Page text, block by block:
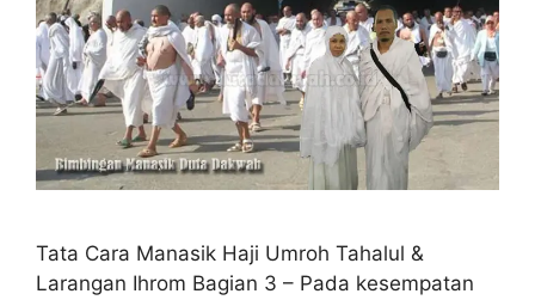
Tata Cara Manasik Haji Umroh Tahalul &
Larangan Ihrom Bagian 3 – Pada kesempatan